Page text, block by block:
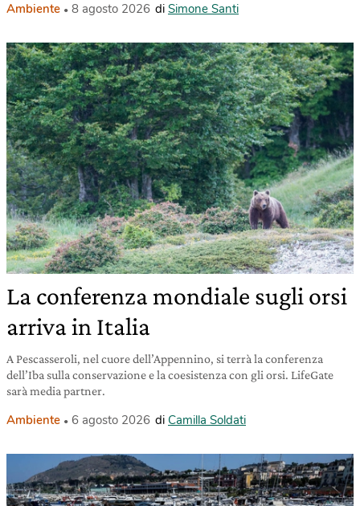
Ambiente 8 agosto 2026 di Simone Santi
La conferenza mondiale sugli orsi
arriva in Italia
A Pescasseroli, nel cuore dell’Appennino, si terrà la conferenza
dell’Iba sulla conservazione e la coesistenza con gli orsi. LifeGate
sarà media partner.
Ambiente 6 agosto 2026 di Camilla Soldati